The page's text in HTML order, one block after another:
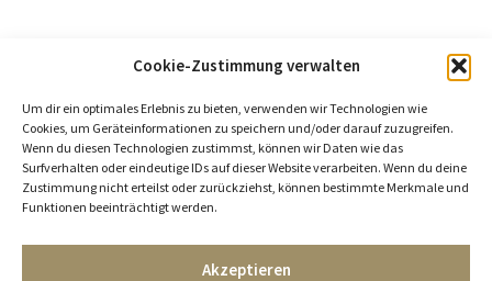
Cookie-Zustimmung verwalten
Um dir ein optimales Erlebnis zu bieten, verwenden wir Technologien wie
Cookies, um Geräteinformationen zu speichern und/oder darauf zuzugreifen.
Wenn du diesen Technologien zustimmst, können wir Daten wie das
Surfverhalten oder eindeutige IDs auf dieser Website verarbeiten. Wenn du deine
Zustimmung nicht erteilst oder zurückziehst, können bestimmte Merkmale und
Funktionen beeinträchtigt werden.
Akzeptieren